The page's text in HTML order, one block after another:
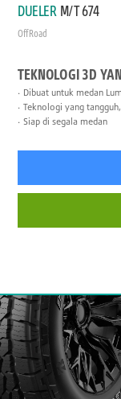
DUELER M/T 674
Off Road
TEKNOLOGI 3D
Dibuat untuk medan
Teknologi yang
Siap di segala medan